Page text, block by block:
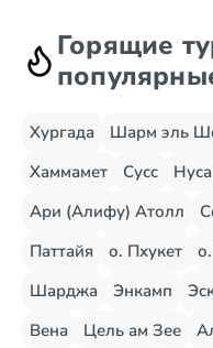
Горящие
Хургада Шарм эль
Хаммамет
Сусс
Ари (Алифу) Атолл
Паттайя
о. Пхукет
Шарджа
Энкамп
Вена
Цель ам Зее